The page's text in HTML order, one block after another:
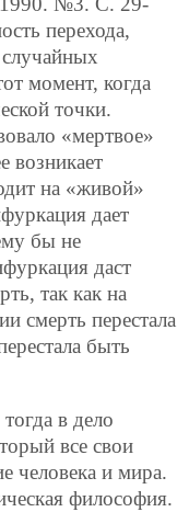
перехода,
случайных
момент, когда
точки.
«мертвое»
возникает
на «живой»
дает
бы не
даст
так как на
смерть перестала
быть
в дело
все свои
человека и мира.
философия.